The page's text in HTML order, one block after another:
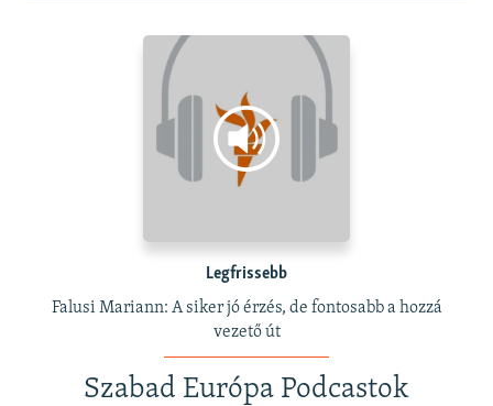
Legfrissebb
Falusi Mariann: A siker jó érzés, de fontosabb a hozzá
vezető út
Szabad Európa Podcastok